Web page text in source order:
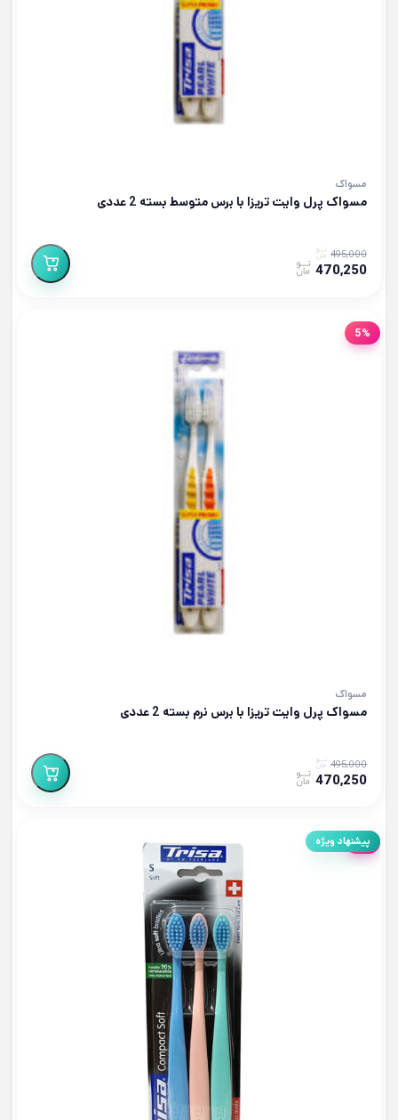
مسواک
مسواک پرل وایت تریزا با برس متوسط بسته 2 عددی
495,000
470,250
5%
مسواک
مسواک پرل وایت تریزا با برس نرم بسته 2 عددی
495,000
470,250
5%
پیشنهاد ویژه